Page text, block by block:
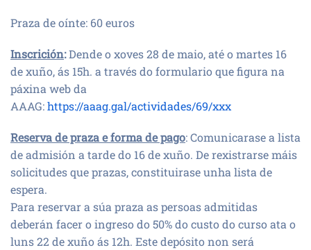
Praza de oínte: 60 euros
Inscrición:Dende o xoves 28 de maio, até o martes 16
de xuño, ás 15h. a través do formulario que figura na
páxina web da
AAAG:https://aaag.gal/actividades/69/xxx
Reserva de praza e forma de pago: Comunicarase a lista
de admisión a tarde do 16 de xuño. De rexistrarse máis
solicitudes que prazas, constituirase unha lista de
espera.
Para reservar a súa praza as persoas admitidas
deberán facer o ingreso do 50% do custo do curso ata o
luns 22 de xuño ás 12h. Este depósito non será